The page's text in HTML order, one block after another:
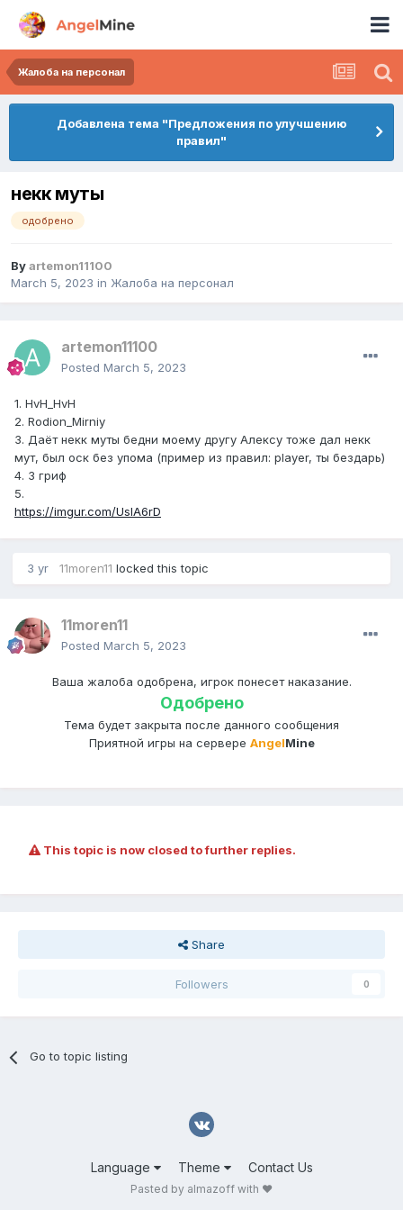
Жалоба на персонал
Добавлена тема "Предложения по улучшению
правил"
некк муты
одобрено
Byartemon11100
March 5, 2023 in Жалоба на персонал
artemon11100
Posted March 5, 2023
1. HvH_HvH
2. Rodion_Mirniy
3. Даёт некк муты бедни моему другу Алексу тоже дал некк
мут, был оск без упома (пример из правил: player, ты бездарь)
4. 3 гриф
5.
https://imgur.com/UsIA6rD
3 yr 11moren11 locked this topic
11moren11
Posted March 5, 2023
Ваша жалоба одобрена, игрок понесет наказание.
Одобрено
Тема будет закрыта после данного сообщения
Приятной игры на сервере AngelMine
This topic is now closed to further replies.
Share
Followers 0
Go to topic listing
Language Theme Contact Us
Pasted by almazoff with ❤